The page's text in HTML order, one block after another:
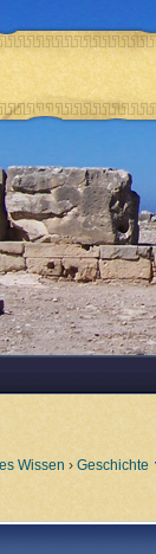
Wissen › Geschichte